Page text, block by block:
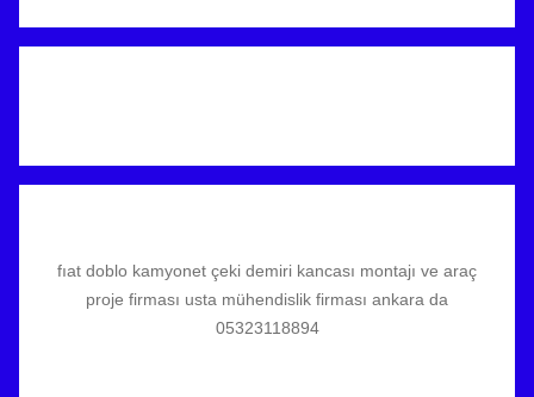
fıat doblo kamyonet çeki demiri kancası montajı ve araç
proje firması usta mühendislik firması ankara da
05323118894